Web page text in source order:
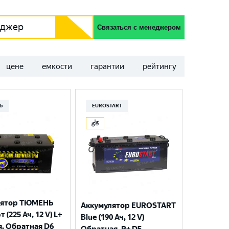
Связаться с менеджером
цене емкости гарантии рейтингу
ТЮМЕНЬ
(225 Ач, 12 V) L+
Обратная D6
EUROSTART
Аккумулятор EUROSTART
Blue (190 Ач, 12 V)